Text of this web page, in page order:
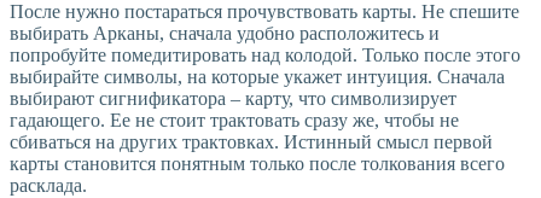
После нужно постараться прочувствовать карты. Не спешите
выбирать Арканы, сначала удобно расположитесь и
попробуйте помедитировать над колодой. Только после этого
выбирайте символы, на которые укажет интуиция. Сначала
выбирают сигнификатора – карту, что символизирует
гадающего. Ее не стоит трактовать сразу же, чтобы не
сбиваться на других трактовках. Истинный смысл первой
карты становится понятным только после толкования всего
расклада.